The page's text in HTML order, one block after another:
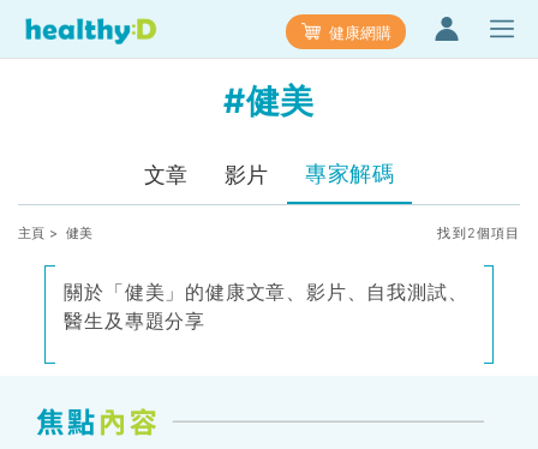
健康網購
#健美
文章 影片 專家解碼
主頁 > 健美 找到2個項目
關於「健美」的健康文章、影片、自我測試、
醫生及專題分享